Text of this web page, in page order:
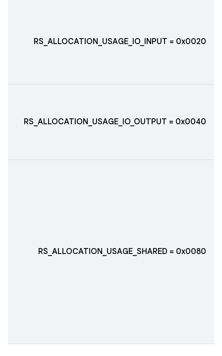
RS_ALLOCATION_USAGE_IO_INPUT = 0x0020
RS_ALLOCATION_USAGE_IO_OUTPUT = 0x0040
RS_ALLOCATION_USAGE_SHARED = 0x0080